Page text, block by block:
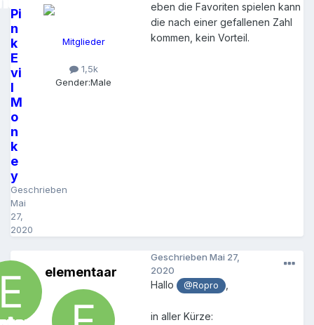
Pi
n
k
E
vi
l
M
o
n
k
e
y
Geschrieben
Mai
27,
2020
Mitglieder
1,5k
Gender:Male
eben die Favoriten spielen kann
die nach einer gefallenen Zahl
kommen, kein Vorteil.
elementaar
Geschrieben Mai 27,
2020
Hallo @Ropro
in aller Kürze: